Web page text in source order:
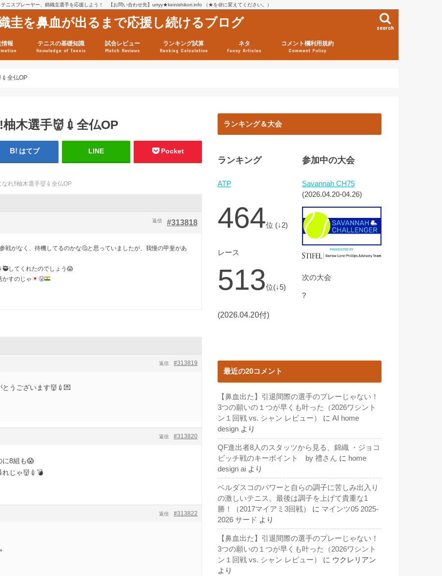
テニスプレーヤー、錦織圭選手を応援しよう！ 【お問い合わせ先】urryy★keinishikori.info （★を@に変えてください。）
圭を鼻血が出るまで応援し続けるブログ search
情報 テニスの基礎知識
Knowledge of Tennis
試合レビュー
Match Reviews
ランキング試算
Ranking Calculation
ネタ
Funny Articles
コメント欄利用規約
Comment Policy
全仏OP
木選手👹💉全仏OP
はてブ LINE Pocket
れ‼️柚木選手👹💉全仏OP
#313818
返信
戦がなく、待機してるのかな🤔と思っていましたが、我慢の甲斐があ
🥷してくれたのでしょう😱
かすのじゃ 😤
#313819
返信
うございます👹💉💌
#313820
返信
に8組も😱
れじゃ👹💉💣
#313822
返信
ランキング＆大会
ランキング
ATP
464位 (↓2)
レース
513位(↓5)
(2026.04.20付)
参加中の大会
Savannah CH75
(2026.04.20-04.26)
次の大会
?
最近の20コメント
【鼻血出た】引退間際の選手のプレーじゃない！
3つの願いの１つが早くも叶った（2026ワシント
ン１回戦 vs. シャン レビュー）
に AI home
design より
QF進出者8人のスタッツから見る、錦織 ・ジョコ
ビッチ戦のキーポイント by 禮さん に home
design ai より
ベルダスコのパワーと自らの調子に苦しみ出入り
の激しいテニス。最後は調子を上げて貴重な1
勝！（2017マイアミ3回戦）
に マインツ05 2025-
2026 サード より
【鼻血出た】引退間際の選手のプレーじゃない！
3つの願いの１つが早くも叶った（2026ワシント
ン１回戦 vs. シャン レビュー）
に ウクレリアン
より